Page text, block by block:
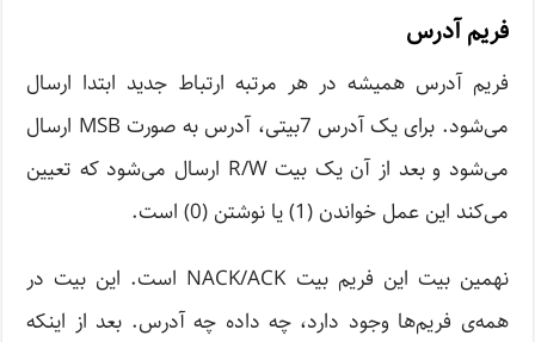
فریم آدرس
فریم آدرس همیشه در هر مرتبه ارتباط جدید ابتدا ارسال
می‌شود. برای یک آدرس 7بیتی، آدرس به صورت MSB ارسال
می‌شود و بعد از آن یک بیت R/W ارسال می‌شود که تعیین
می‌کند این عمل خواندن (1) یا نوشتن (0) است.
نهمین بیت این فریم بیت NACK/ACK است. این بیت در
همه‌ی فریم‌ها وجود دارد، چه داده چه آدرس. بعد از اینکه